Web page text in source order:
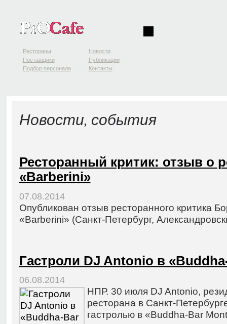
Рестораны
Новости
Поставщики
Публикации
Подбор персонала
Контакты
Новости, события
Ресторанный критик: отзыв о
«Barberini»
07.08.2014
Опубликован отзыв ресторанного критика
«Barberini» (Санкт-Петербург,
Гастроли DJ Antonio в
06.08.2014
НПР. 30 июля DJ Antonio,
ресторана в Санкт-
гастролью в «Buddha-Bar